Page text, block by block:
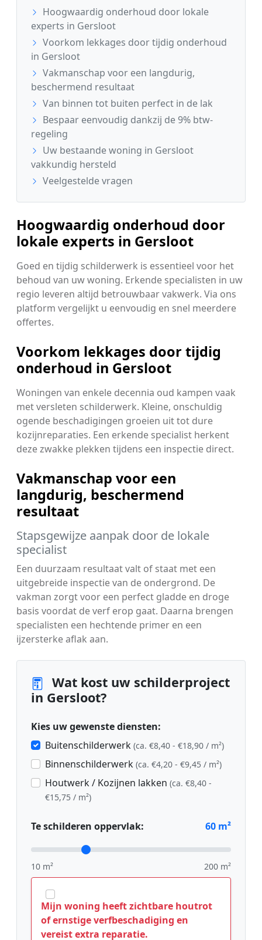
Hoogwaardig onderhoud door lokale
experts in Gersloot
Voorkom lekkages door tijdig onderhoud
in Gersloot
Vakmanschap voor een langdurig,
beschermend resultaat
Van binnen tot buiten perfect in de lak
Bespaar eenvoudig dankzij de 9% btw-
regeling
Uw bestaande woning in Gersloot
vakkundig hersteld
Veelgestelde vragen
Hoogwaardig onderhoud door
lokale experts in Gersloot
Goed en tijdig schilderwerk is essentieel voor het
behoud van uw woning. Erkende specialisten in uw
regio leveren altijd betrouwbaar vakwerk. Via ons
platform vergelijkt u eenvoudig en snel meerdere
offertes.
Voorkom lekkages door tijdig
onderhoud in Gersloot
Woningen van enkele decennia oud kampen vaak
met versleten schilderwerk. Kleine, onschuldig
ogende beschadigingen groeien uit tot dure
kozijnreparaties. Een erkende specialist herkent
deze zwakke plekken tijdens een inspectie direct.
Vakmanschap voor een
langdurig, beschermend
resultaat
Stapsgewijze aanpak door de lokale
specialist
Een duurzaam resultaat valt of staat met een
uitgebreide inspectie van de ondergrond. De
vakman zorgt voor een perfect gladde en droge
basis voordat de verf erop gaat. Daarna brengen
specialisten een hechtende primer en een
ijzersterke aflak aan.
Wat kost uw schilderproject
in Gersloot?
Kies uw gewenste diensten:
Buitenschilderwerk (ca. €8,40 - €18,90 / m²)
Binnenschilderwerk (ca. €4,20 - €9,45 / m²)
Houtwerk / Kozijnen lakken (ca. €8,40 -
€15,75 / m²)
Te schilderen oppervlak: 60 m²
10 m² 200 m²
Mijn woning heeft zichtbare houtrot
of ernstige verfbeschadiging en
vereist extra reparatie.